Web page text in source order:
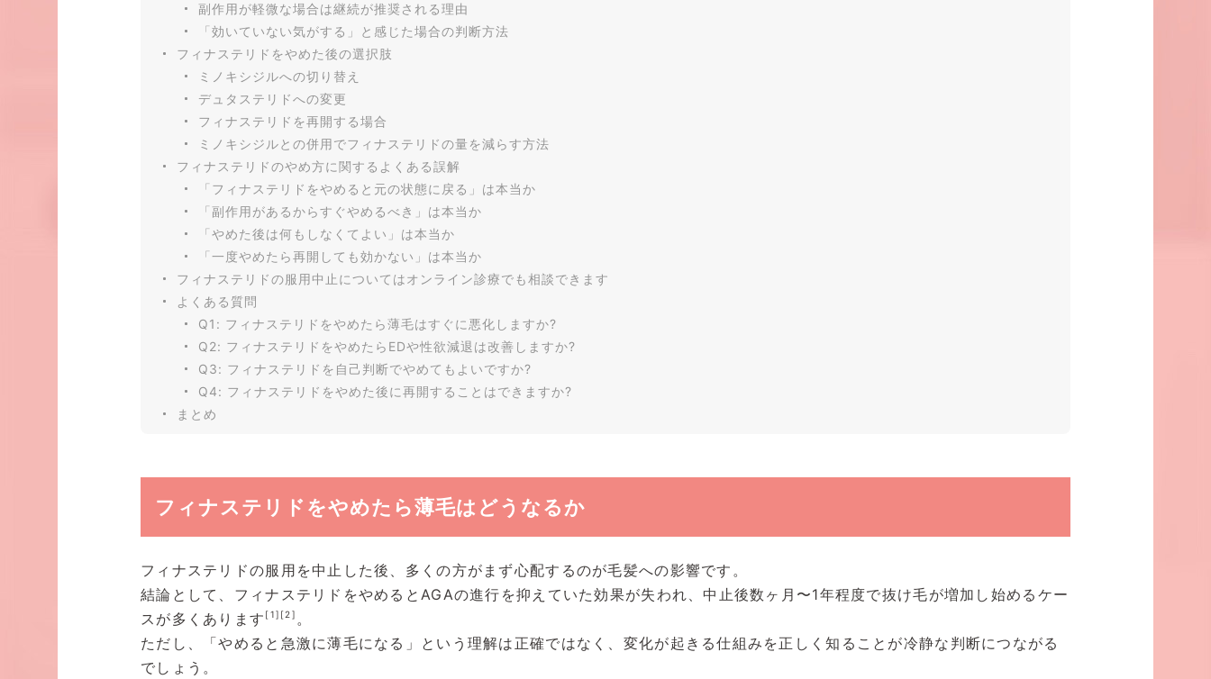
副作用が軽微な場合は継続が推奨される理由
「効いていない気がする」と感じた場合の判断方法
フィナステリドをやめた後の選択肢
ミノキシジルへの切り替え
デュタステリドへの変更
フィナステリドを再開する場合
ミノキシジルとの併用でフィナステリドの量を減らす方法
フィナステリドのやめ方に関するよくある誤解
「フィナステリドをやめると元の状態に戻る」は本当か
「副作用があるからすぐやめるべき」は本当か
「やめた後は何もしなくてよい」は本当か
「一度やめたら再開しても効かない」は本当か
フィナステリドの服用中止についてはオンライン診療でも相談できます
よくある質問
Q1: フィナステリドをやめたら薄毛はすぐに悪化しますか?
Q2: フィナステリドをやめたらEDや性欲減退は改善しますか?
Q3: フィナステリドを自己判断でやめてもよいですか?
Q4: フィナステリドをやめた後に再開することはできますか?
まとめ
フィナステリドをやめたら薄毛はどうなるか
フィナステリドの服用を中止した後、多くの方がまず心配するのが毛髪への影響です。
結論として、フィナステリドをやめるとAGAの進行を抑えていた効果が失われ、中止後数ヶ月〜1年程度で抜け毛が増加し始めるケー
スが多くあります [1] [2] 。
ただし、「やめると急激に薄毛になる」という理解は正確ではなく、変化が起きる仕組みを正しく知ることが冷静な判断につながる
でしょう。